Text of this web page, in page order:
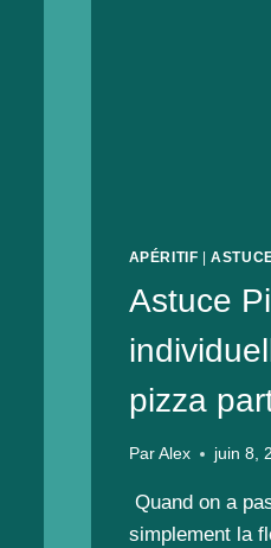
APÉRITIF |
Astuce
pizza
Par Alex juin 8,
Quand on a
simplement la